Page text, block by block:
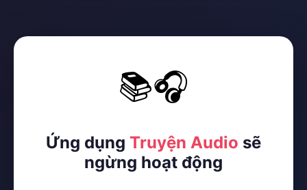
📚🎧
Ứng dụng Truyện Audio sẽ
ngừng hoạt động